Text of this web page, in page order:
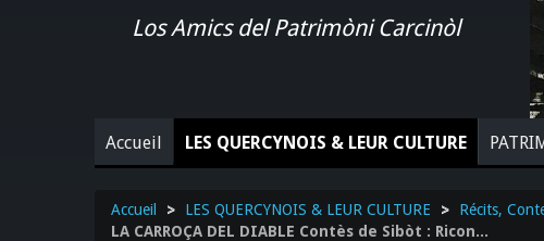
Los Amics del Patrimòni Carcinòl
Accueil LES QUERCYNOIS & LEUR CULTURE
Accueil > LES QUERCYNOIS & LEUR CULTURE > Récits,
LA CARROÇA DEL DIABLE Contès de Sibòt : Ricon...